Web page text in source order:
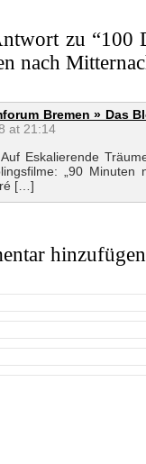
zu “100
nach
Bremen » Das
at 21:14
Eskalierende
„90 Minuten
[…]
hinzufügen